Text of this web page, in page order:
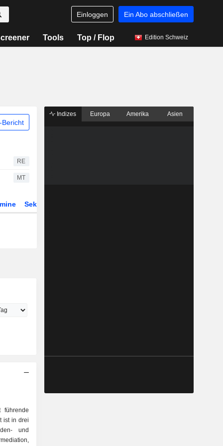
Einloggen Ein Abo abschließen
Tools Top / Flop Edition Schweiz
Bericht
RE
MT
Sektor
führende
ist in drei
Indizes Europa Amerika Asien